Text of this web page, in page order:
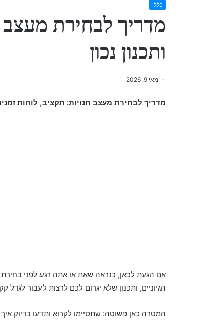
כללי
מדריך לבחירת מעצב
ותכנון נכון
מאי 9, 2026
מדריך לבחירת מעצב חנויות: תקציב, לוחות
אם הגעת לכאן, כנראה שאת או אתה רגע לפני בחירת
הגיוניים, ותכנון שלא יגרום לכם לרצות לעבור לגדל
המטרה כאן פשוטה: שתסיימו לקרוא ותדעו בדיוק